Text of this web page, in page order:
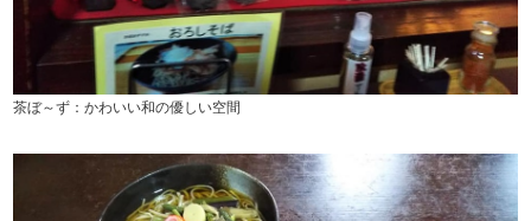
茶ぼ～ず：かわいい和の優しい空間